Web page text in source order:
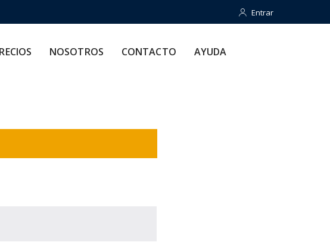
Entrar
Entrar
NOSOTROS CONTACTO AYUDA